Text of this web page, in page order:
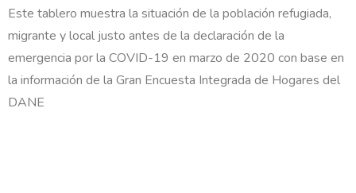
Este tablero muestra la situación de la población refugiada,
migrante y local justo antes de la declaración de la
emergencia por la COVID-19 en marzo de 2020 con base en
la información de la Gran Encuesta Integrada de Hogares del
DANE